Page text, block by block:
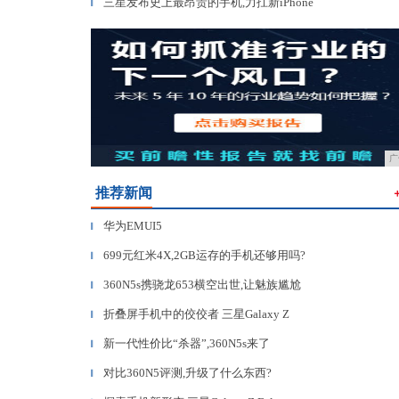
▎
推荐新闻
▎ 华为EMUI5
▎ 699元红米4X,2GB运存的手机还够用吗?
▎ 360N5s携骁龙653横空出世,让魅族尴尬
▎ 折叠屏手机中的佼佼者 三星Galaxy Z
▎ 新一代性价比“杀器”,360N5s来了
▎ 对比360N5评测,升级了什么东西?